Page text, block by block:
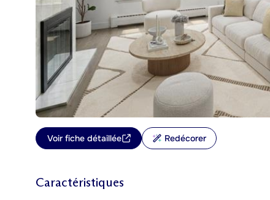
Voir fiche détaillée Redécorer
Caractéristiques